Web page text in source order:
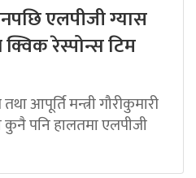
एलपीजी ग्यास
रेस्पोन्स टिम
आपूर्ति मन्त्री गौरीकुमारी
पनि हालतमा एलपीजी